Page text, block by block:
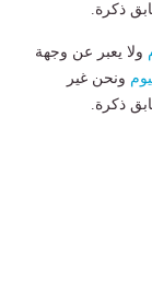
ذكرة.
ولا يعبر عن وجهة
ونحن غير
ذكرة.